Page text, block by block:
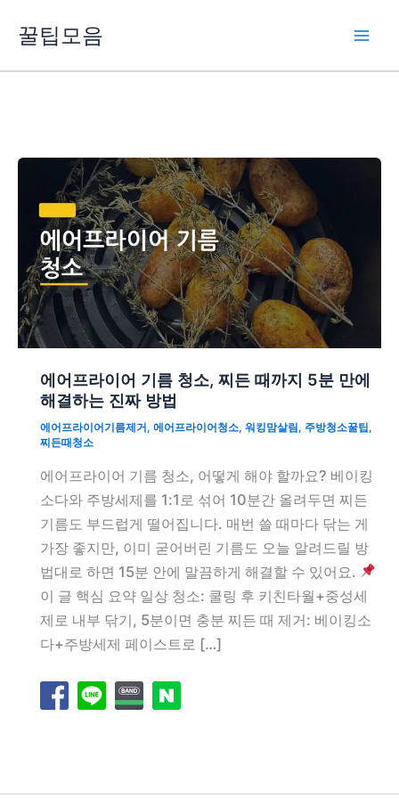
꿀팁모음
에어프라이어 기름 청소, 찌든 때까지 5분 만에
해결하는 진짜 방법
에어프라이어기름제거 , 에어프라이어청소, 워킹맘살림 , 주방청소꿀팁 ,
찌든때청소
에어프라이어 기름 청소, 어떻게 해야 할까요? 베이킹
소다와 주방세제를 1:1로 섞어 10분간 올려두면 찌든
기름도 부드럽게 떨어집니다. 매번 쓸 때마다 닦는 게
가장 좋지만, 이미 굳어버린 기름도 오늘 알려드릴 방
법대로 하면 15분 안에 말끔하게 해결할 수 있어요.
이 글 핵심 요약 일상 청소: 쿨링 후 키친타월+중성세
제로 내부 닦기, 5분이면 충분 찌든 때 제거: 베이킹소
다+주방세제 페이스트로 […]